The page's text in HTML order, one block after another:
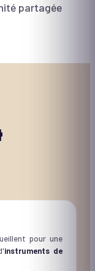
partagée
pour une
instruments de